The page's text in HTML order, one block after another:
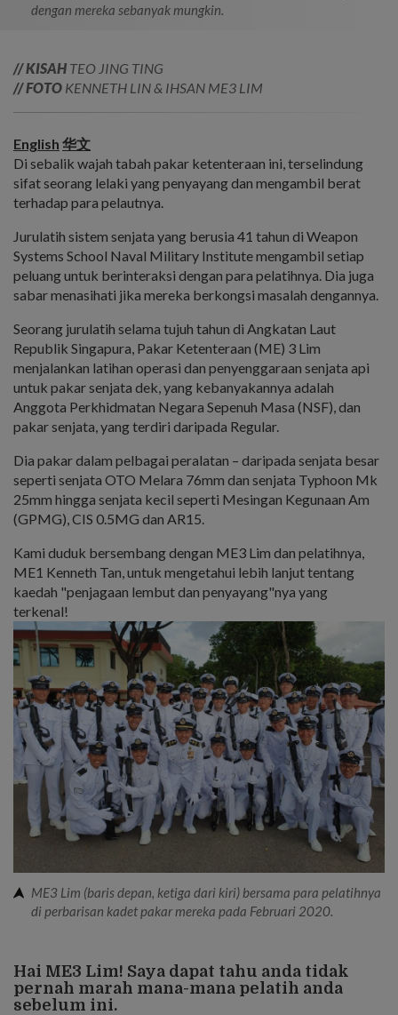
dengan mereka sebanyak mungkin.
// KISAH TEO JING TING
// FOTO KENNETH LIN & IHSAN ME3 LIM
English 华文
Di sebalik wajah tabah pakar ketenteraan ini, terselindung
sifat seorang lelaki yang penyayang dan mengambil berat
terhadap para pelautnya.
Jurulatih sistem senjata yang berusia 41 tahun di Weapon
Systems School Naval Military Institute mengambil setiap
peluang untuk berinteraksi dengan para pelatihnya. Dia juga
sabar menasihati jika mereka berkongsi masalah dengannya.
Seorang jurulatih selama tujuh tahun di Angkatan Laut
Republik Singapura, Pakar Ketenteraan (ME) 3 Lim
menjalankan latihan operasi dan penyenggaraan senjata api
untuk pakar senjata dek, yang kebanyakannya adalah
Anggota Perkhidmatan Negara Sepenuh Masa (NSF), dan
pakar senjata, yang terdiri daripada Regular.
Dia pakar dalam pelbagai peralatan – daripada senjata besar
seperti senjata OTO Melara 76mm dan senjata Typhoon Mk
25mm hingga senjata kecil seperti Mesingan Kegunaan Am
(GPMG), CIS 0.5MG dan AR15.
Kami duduk bersembang dengan ME3 Lim dan pelatihnya,
ME1 Kenneth Tan, untuk mengetahui lebih lanjut tentang
kaedah "penjagaan lembut dan penyayang"nya yang
terkenal!
ME3 Lim (baris depan, ketiga dari kiri) bersama para pelatihnya
di perbarisan kadet pakar mereka pada Februari 2020.
Hai ME3 Lim! Saya dapat tahu anda tidak
pernah marah mana-mana pelatih anda
sebelum ini.